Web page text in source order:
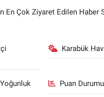
En Çok Ziyaret Edilen Haber
Karabük
Puan